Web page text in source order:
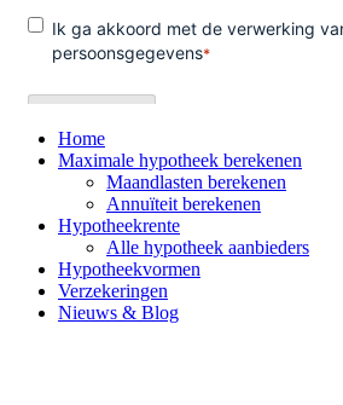
Home
Maximale hypotheek berekenen
Maandlasten berekenen
Annuïteit berekenen
Hypotheekrente
Alle hypotheek aanbieders
Hypotheekvormen
Verzekeringen
Nieuws & Blog